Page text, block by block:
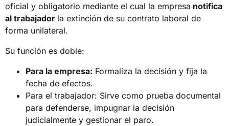
oficial y obligatorio mediante el cual la empresa notifica
al trabajador la extinción de su contrato laboral de
forma unilateral.
Su función es doble:
Para la empresa: Formaliza la decisión y fija la
fecha de efectos.
Para el trabajador: Sirve como prueba documental
para defenderse, impugnar la decisión
judicialmente y gestionar el paro.